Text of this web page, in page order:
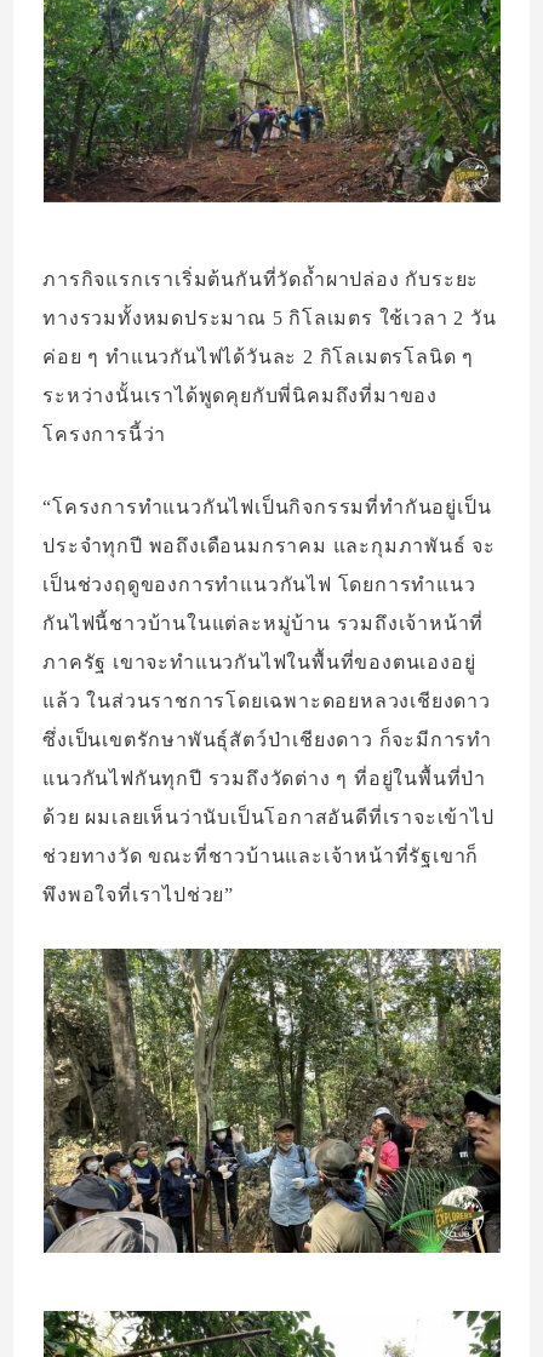
ภารกิจแรกเราเริ่มต้นกันที่วัดถ้ำผาปล่อง กับระยะ
ทางรวมทั้งหมดประมาณ 5 กิโลเมตร ใช้เวลา 2 วัน
ค่อย ๆ ทำแนวกันไฟได้วันละ 2 กิโลเมตรโลนิด ๆ
ระหว่างนั้นเราได้พูดคุยกับพี่นิคมถึงที่มาของ
โครงการนี้ว่า
“โครงการทำแนวกันไฟเป็นกิจกรรมที่ทำกันอยู่เป็น
ประจำทุกปี พอถึงเดือนมกราคม และกุมภาพันธ์ จะ
เป็นช่วงฤดูของการทำแนวกันไฟ โดยการทำแนว
กันไฟนี้ชาวบ้านในแต่ละหมู่บ้าน รวมถึงเจ้าหน้าที่
ภาครัฐ เขาจะทำแนวกันไฟในพื้นที่ของตนเองอยู่
แล้ว ในส่วนราชการโดยเฉพาะดอยหลวงเชียงดาว
ซึ่งเป็นเขตรักษาพันธุ์สัตว์ป่าเชียงดาว ก็จะมีการทำ
แนวกันไฟกันทุกปี รวมถึงวัดต่าง ๆ ที่อยู่ในพื้นที่ป่า
ด้วย ผมเลยเห็นว่านับเป็นโอกาสอันดีที่เราจะเข้าไป
ช่วยทางวัด ขณะที่ชาวบ้านและเจ้าหน้าที่รัฐเขาก็
พึงพอใจที่เราไปช่วย”